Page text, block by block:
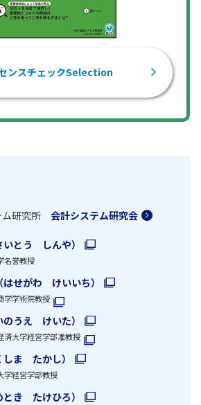
ンスチェックSelection
ム研究所 会計システム研究会
とう しんや）
名誉教授
せがわ けいいち）
学術院教授
うえ けいた）
大学経営学部准教授
ま たかし）
経営学部教授
き たけひろ）